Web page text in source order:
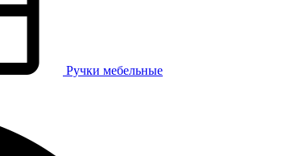
Ручки мебельные